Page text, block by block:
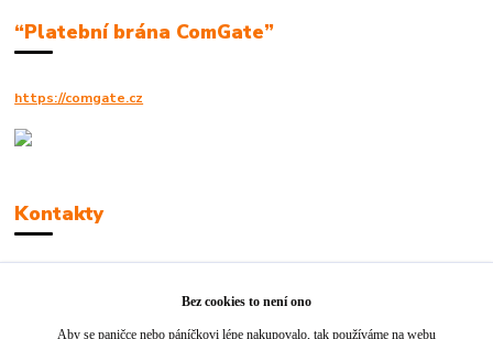
“Platební brána ComGate”
https://comgate.cz
Kontakty
Bez cookies to není ono
Aby se paničce nebo páníčkovi lépe nakupovalo, tak používáme na webu